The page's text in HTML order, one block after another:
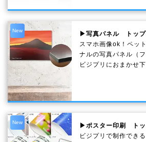
New
▶写真パネル トップ
スマホ画像ok！ペッ
ナルの写真パネル（
ビジプリにおまかせ下
New
▶ポスター印刷 トッ
ビジプリで制作でき